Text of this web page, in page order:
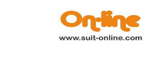
หน้าแรก